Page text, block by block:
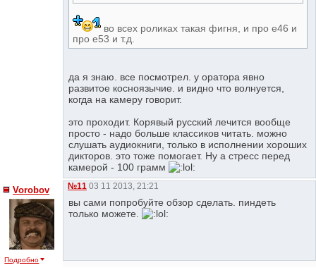
во всех роликах такая фигня, и про е46 и
про е53 и т.д.
да я знаю. все посмотрел. у оратора явно
развитое косноязычие. и видно что волнуется,
когда на камеру говорит.
это проходит. Корявый русский лечится вообще
просто - надо больше классиков читать. можно
слушать аудиокниги, только в исполнении хороших
дикторов. это тоже помогает. Ну а стресс перед
камерой - 100 грамм
Vorobov
Подробно
№11 03 11 2013, 21:21
вы сами попробуйте обзор сделать. пиндеть
только можете.